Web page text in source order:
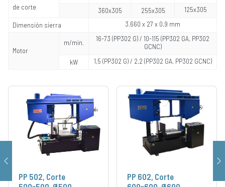
de corte
360x305
255x305
125x305
Dimensión sierra
3.660 x 27 x 0,9 mm
Motor
m/min.
16-73 (PP302 G) / 10-115 (PP302 GA, PP302
GCNC)
kW
1,5 (PP302 G) / 2,2 (PP302 GA, PP302 GCNC)
PP 502, Corte
PP 602, Corte